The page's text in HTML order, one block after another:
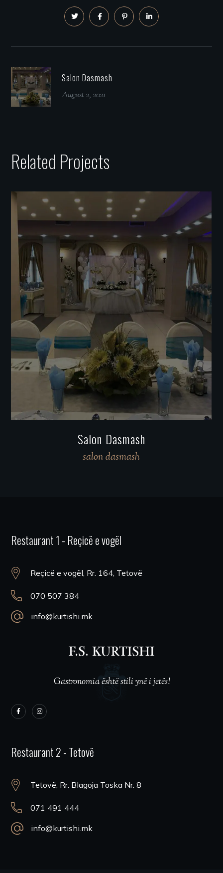
Salon Dasmash
August 2, 2021
Related Projects
Salon Dasmash
salon dasmash
Restaurant 1 - Reçicë e vogël
Reçicë e vogël, Rr. 164, Tetovë
070 507 384
info@kurtishi.mk
Gastronomia është stili ynë i jetës!
Restaurant 2 - Tetovë
Tetovë, Rr. Blagoja Toska Nr. 8
071 491 444
info@kurtishi.mk